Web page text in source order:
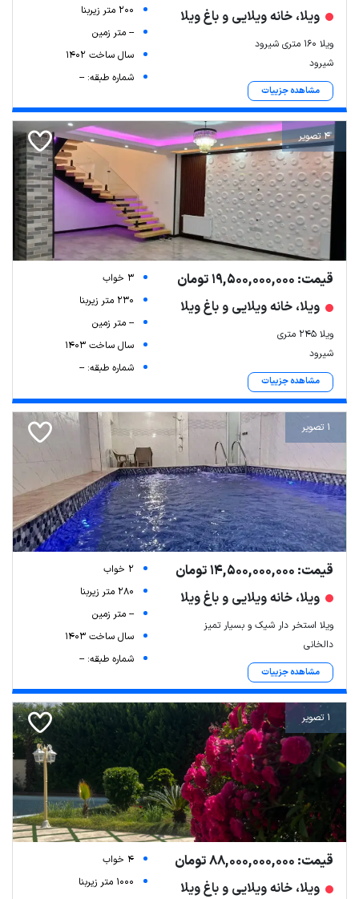
ویلا، خانه ویلایی و باغ ویلا
ویلا ۱۶۰ متری شیرود
شیرود
مشاهده جزییات
200 متر زیربنا
-- متر زمین
سال ساخت 1402
شماره طبقه: --
4 تصویر
قیمت: 19,500,000,000 تومان
ویلا، خانه ویلایی و باغ ویلا
ویلا ۲۴۵ متری
شیرود
مشاهده جزییات
3 خواب
230 متر زیربنا
-- متر زمین
سال ساخت 1403
شماره طبقه: --
1 تصویر
قیمت: 14,500,000,000 تومان
ویلا، خانه ویلایی و باغ ویلا
ویلا استخر دار شیک و بسیار تمیز
دالخانی
مشاهده جزییات
2 خواب
280 متر زیربنا
-- متر زمین
سال ساخت 1403
شماره طبقه: --
1 تصویر
قیمت: 88,000,000,000 تومان
ویلا، خانه ویلایی و باغ ویلا
4 خواب
1000 متر زیربنا